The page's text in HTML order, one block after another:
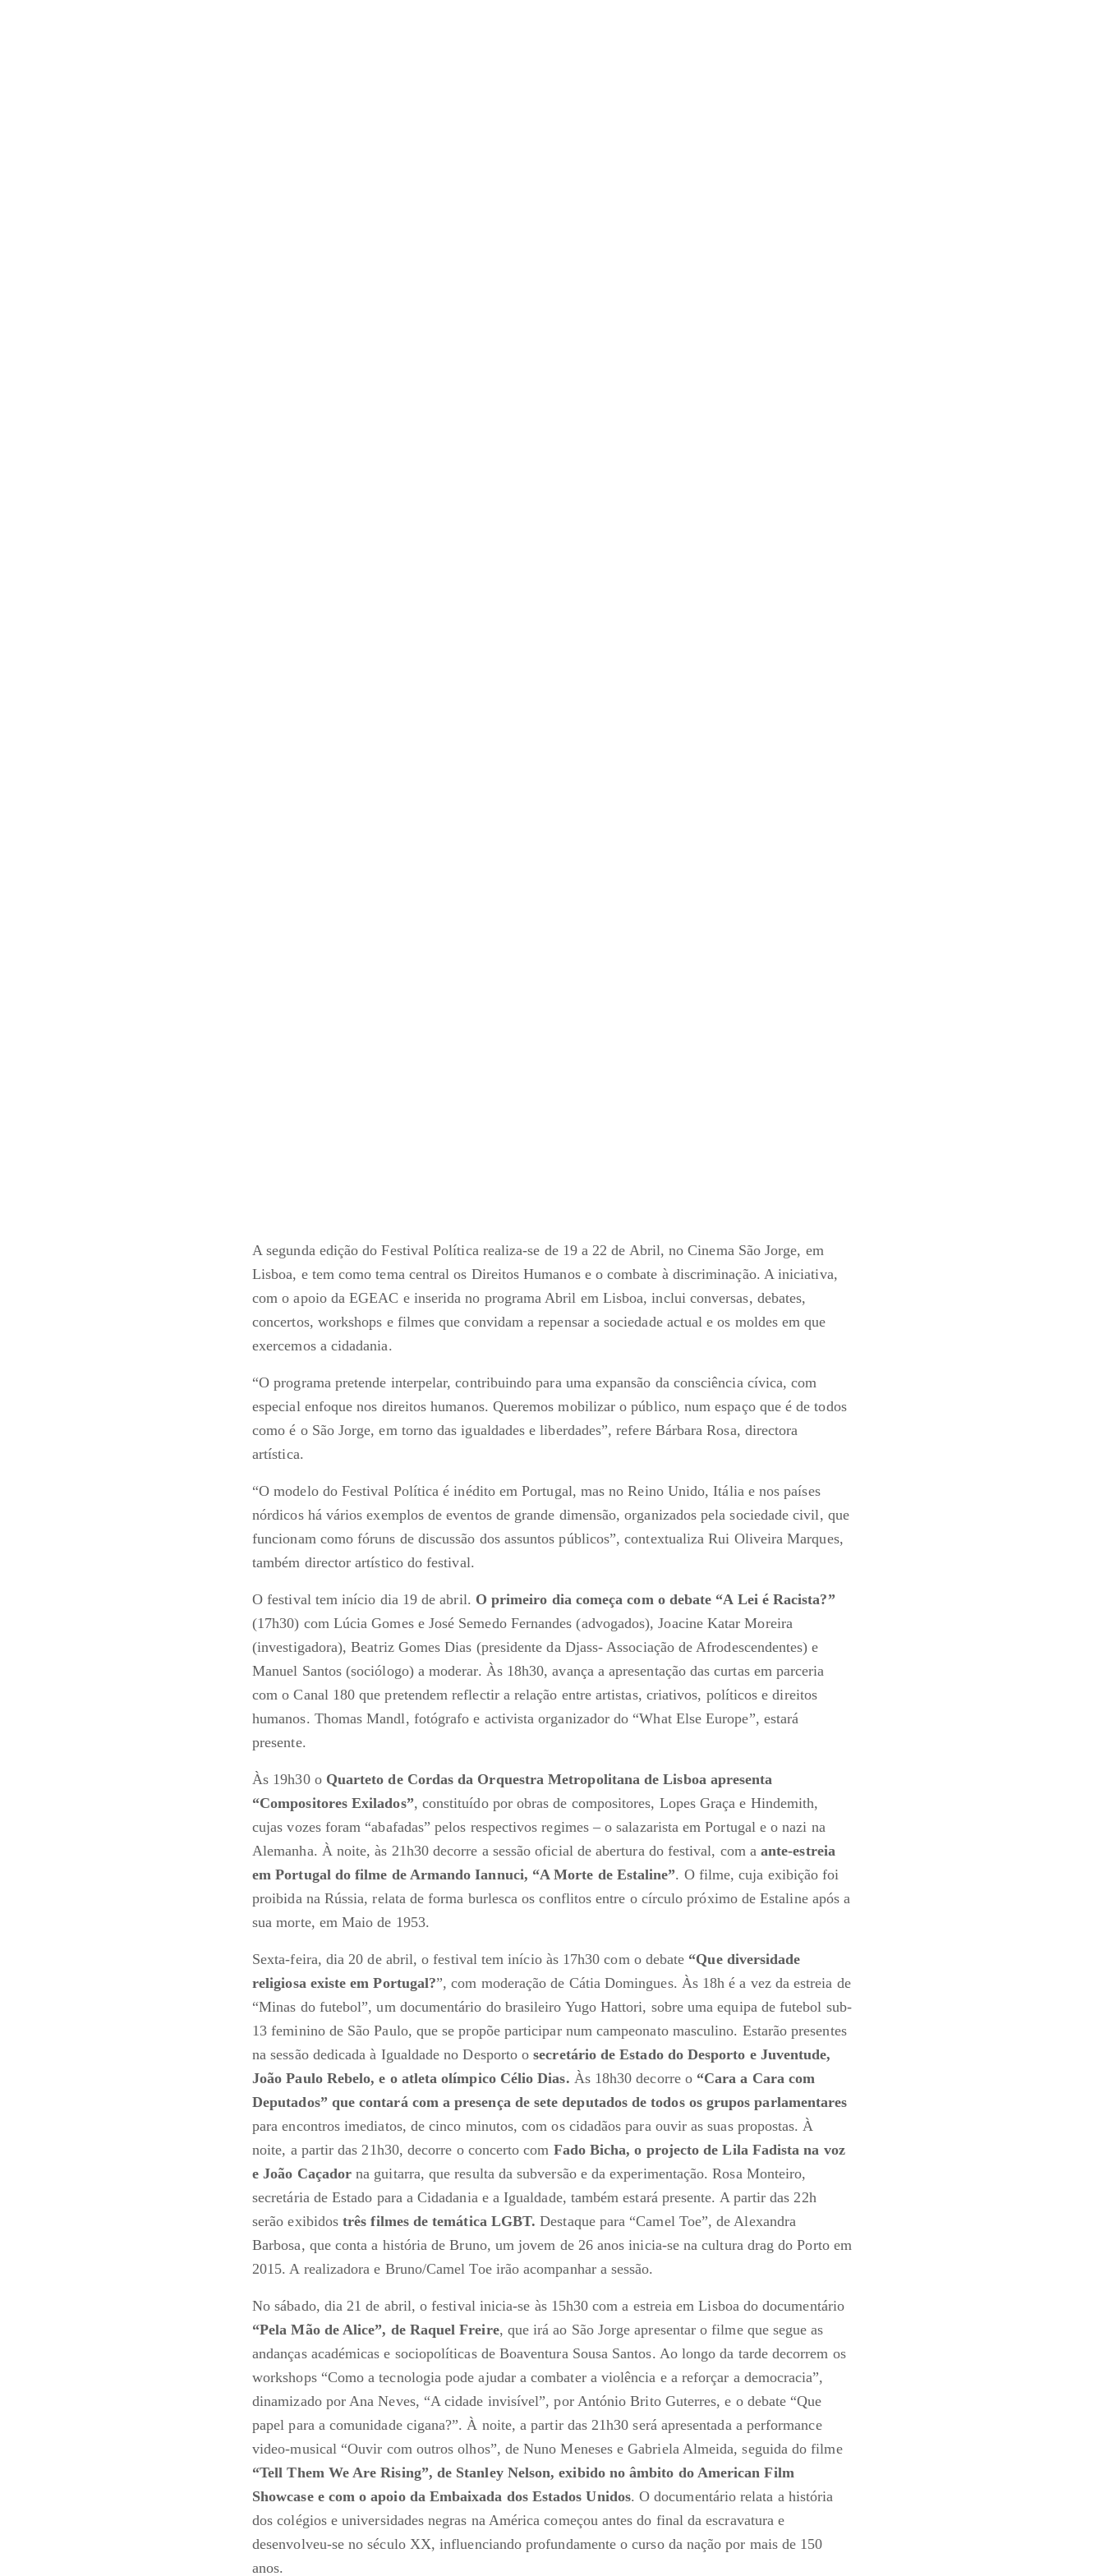
A segunda edição do Festival Política realiza-se de 19 a 22 de Abril, no Cinema São Jorge, em
Lisboa, e tem como tema central os Direitos Humanos e o combate à discriminação. A iniciativa,
com o apoio da EGEAC e inserida no programa Abril em Lisboa, inclui conversas, debates,
concertos, workshops e filmes que convidam a repensar a sociedade actual e os moldes em que
exercemos a cidadania.
“O programa pretende interpelar, contribuindo para uma expansão da consciência cívica, com
especial enfoque nos direitos humanos. Queremos mobilizar o público, num espaço que é de todos
como é o São Jorge, em torno das igualdades e liberdades”, refere Bárbara Rosa, directora
artística.
“O modelo do Festival Política é inédito em Portugal, mas no Reino Unido, Itália e nos países
nórdicos há vários exemplos de eventos de grande dimensão, organizados pela sociedade civil, que
funcionam como fóruns de discussão dos assuntos públicos”, contextualiza Rui Oliveira Marques,
também director artístico do festival.
O festival tem início dia 19 de abril. O primeiro dia começa com o debate “A Lei é Racista?”
(17h30) com Lúcia Gomes e José Semedo Fernandes (advogados), Joacine Katar Moreira
(investigadora), Beatriz Gomes Dias (presidente da Djass- Associação de Afrodescendentes) e
Manuel Santos (sociólogo) a moderar. Às 18h30, avança a apresentação das curtas em parceria
com o Canal 180 que pretendem reflectir a relação entre artistas, criativos, políticos e direitos
humanos. Thomas Mandl, fotógrafo e activista organizador do “What Else Europe”, estará
presente.
Às 19h30 o Quarteto de Cordas da Orquestra Metropolitana de Lisboa apresenta
“Compositores Exilados”, constituído por obras de compositores, Lopes Graça e Hindemith,
cujas vozes foram “abafadas” pelos respectivos regimes – o salazarista em Portugal e o nazi na
Alemanha. À noite, às 21h30 decorre a sessão oficial de abertura do festival, com aante-estreia
em Portugal do filme de Armando Iannuci, “A Morte de Estaline”. O filme, cuja exibição foi
proibida na Rússia, relata de forma burlesca os conflitos entre o círculo próximo de Estaline após a
sua morte, em Maio de 1953.
Sexta-feira, dia 20 de abril, o festival tem início às 17h30 com o debate “Que diversidade
religiosa existe em Portugal?”, com moderação de Cátia Domingues. Às 18h é a vez da estreia de
“Minas do futebol”, um documentário do brasileiro Yugo Hattori, sobre uma equipa de futebol sub-
13 feminino de São Paulo, que se propõe participar num campeonato masculino. Estarão presentes
na sessão dedicada à Igualdade no Desporto osecretário de Estado do Desporto e Juventude,
João Paulo Rebelo, e o atleta olímpico Célio Dias. Às 18h30 decorre o“Cara a Cara com
Deputados” que contará com a presença de sete deputados de todos os grupos parlamentares
para encontros imediatos, de cinco minutos, com os cidadãos para ouvir as suas propostas. À
noite, a partir das 21h30, decorre o concerto com Fado Bicha, o projecto de Lila Fadista na voz
e João Caçador na guitarra, que resulta da subversão e da experimentação. Rosa Monteiro,
secretária de Estado para a Cidadania e a Igualdade, também estará presente. A partir das 22h
serão exibidostrês filmes de temática LGBT. Destaque para “Camel Toe”, de Alexandra
Barbosa, que conta a história de Bruno, um jovem de 26 anos inicia-se na cultura drag do Porto em
2015. A realizadora e Bruno/Camel Toe irão acompanhar a sessão.
No sábado, dia 21 de abril, o festival inicia-se às 15h30 com a estreia em Lisboa do documentário
“Pela Mão de Alice”, de Raquel Freire, que irá ao São Jorge apresentar o filme que segue as
andanças académicas e sociopolíticas de Boaventura Sousa Santos. Ao longo da tarde decorrem os
workshops “Como a tecnologia pode ajudar a combater a violência e a reforçar a democracia”,
dinamizado por Ana Neves, “A cidade invisível”, por António Brito Guterres, e o debate “Que
papel para a comunidade cigana?”. À noite, a partir das 21h30 será apresentada a performance
video-musical “Ouvir com outros olhos”, de Nuno Meneses e Gabriela Almeida, seguida do filme
“Tell Them We Are Rising”, de Stanley Nelson, exibido no âmbito do American Film
Showcase e com o apoio da Embaixada dos Estados Unidos. O documentário relata a história
dos colégios e universidades negras na América começou antes do final da escravatura e
desenvolveu-se no século XX, influenciando profundamente o curso da nação por mais de 150
anos.